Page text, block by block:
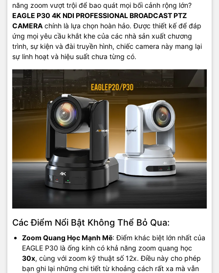
năng zoom vượt trội để bao quát mọi bối cảnh rộng lớn?
EAGLE P30 4K NDI PROFESSIONAL BROADCAST PTZ
CAMERA chính là lựa chọn hoàn hảo. Được thiết kế để đáp
ứng mọi yêu cầu khắt khe của các nhà sản xuất chương
trình, sự kiện và đài truyền hình, chiếc camera này mang lại
sự linh hoạt và hiệu suất chưa từng có.
Các Điểm Nổi Bật Không Thể Bỏ Qua:
Zoom Quang Học Mạnh Mẽ: Điểm khác biệt lớn nhất của
EAGLE P30 là ống kính có khả năng zoom quang học
30x, cùng với zoom kỹ thuật số 12x. Điều này cho phép
bạn ghi lại những chi tiết từ khoảng cách rất xa mà vẫn